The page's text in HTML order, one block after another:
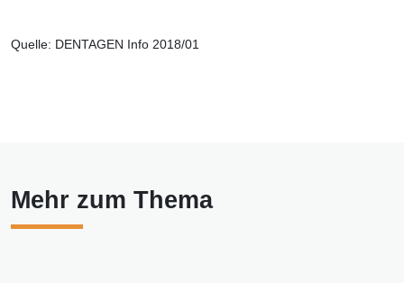
Quelle: DENTAGEN Info 2018/01
Mehr zum Thema